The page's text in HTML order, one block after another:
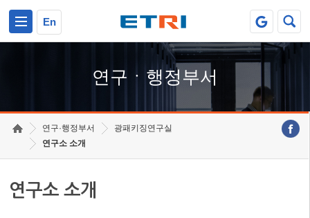
En
연구ㆍ행정부서
연구·행정부서
광패키징연구실
연구소 소개
연구소 소개